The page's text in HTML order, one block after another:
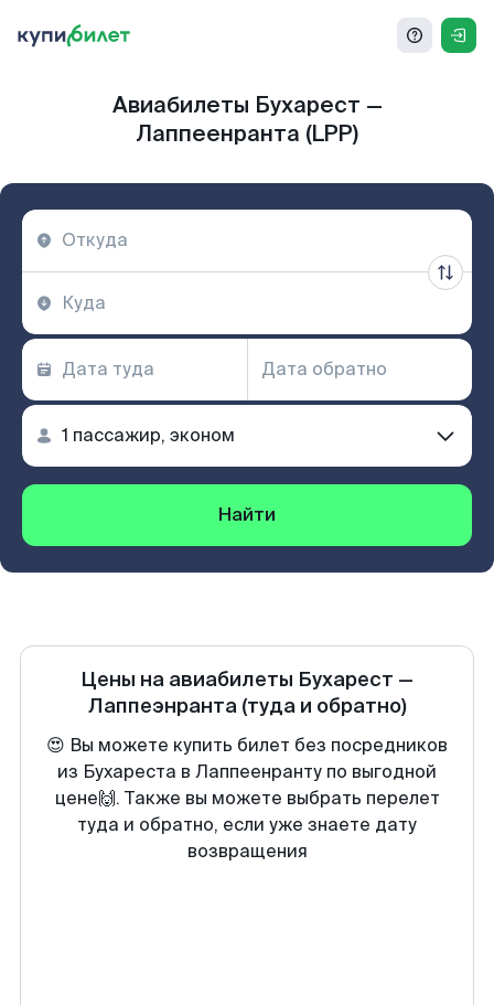
Авиабилеты Бухарест —
Лаппеенранта (LPP)
Найти
Цены на авиабилеты Бухарест —
Лаппеэнранта (туда и обратно)
😍 Вы можете купить билет без посредников
из Бухареста в Лаппеенранту по выгодной
цене🙌. Также вы можете выбрать перелет
туда и обратно, если уже знаете дату
возвращения